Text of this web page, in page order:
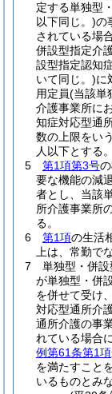
定する単独型
以下同じ。)の
されている場
併設型指定介
設型指定認知
いて同じ。)に
用定員(当該単
介護事業所に
知症対応型通
数の上限をいう
人以下とする。
5
第1項第3号
要な機能の減
者とし、当該
所介護事業所
る。
6
第1項の生活
上は、常勤で
7
単独型・併
が単独型・併
を併せて受け
対応型通所介
通所介護の事
れている場合
例第61条第1項
を満たすこと
いるものとみ